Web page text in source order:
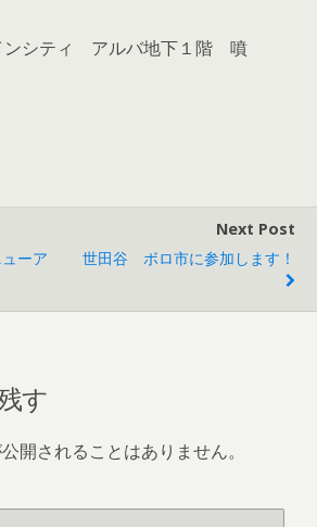
ンシティ アルバ地下１階 噴
ーア
Next Post
世田谷 ボロ市に参加します！
す
開されることはありません。